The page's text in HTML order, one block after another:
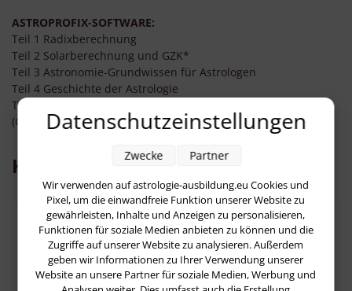
ASTROPROFIX-SOFTWARE:
Teil 1 Radixberechnung
Teil 2 Solarberechnung und GZK*
Teil 3 Astronomie-Grundwissen für Astrologen
Teil 4 Geschichte der Astrologie
Teil 5 Astrologie-Schulen
(GZK*: Geburtszeitkorrektur)
Kostenlose Demo-Versionen
Astro-Trainer "sicher in die DAV Prüfung"
Teil 1
Datenschutzeinstellungen
Wir verwenden auf astrologie-ausbildung.eu Cookies und
Pixel, um die einwandfreie Funktion unserer Website zu
gewährleisten, Inhalte und Anzeigen zu personalisieren,
Funktionen für soziale Medien anbieten zu können und die
Zugriffe auf unserer Website zu analysieren. Außerdem
geben wir Informationen zu Ihrer Verwendung unserer
Website an unsere Partner für soziale Medien, Werbung und
Zwecke Partner